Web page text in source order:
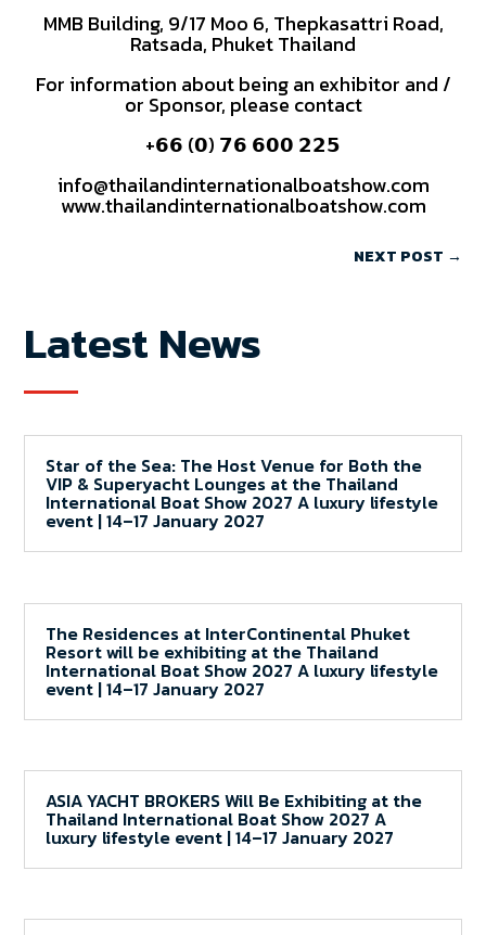
MMB Building, 9/17 Moo 6, Thepkasattri Road,
Ratsada, Phuket Thailand
For information about being an exhibitor and /
or Sponsor, please contact
+𝟲𝟲 (𝟬) 𝟳𝟲 𝟲𝟬𝟬 𝟮𝟮𝟱
info@thailandinternationalboatshow.com
www.thailandinternationalboatshow.com
NEXT POST →
Latest News
Star of the Sea: The Host Venue for Both the
VIP & Superyacht Lounges at the Thailand
International Boat Show 2027 A luxury lifestyle
event | 14–17 January 2027
The Residences at InterContinental Phuket
Resort will be exhibiting at the Thailand
International Boat Show 2027 A luxury lifestyle
event | 14–17 January 2027
ASIA YACHT BROKERS Will Be Exhibiting at the
Thailand International Boat Show 2027 A
luxury lifestyle event | 14–17 January 2027